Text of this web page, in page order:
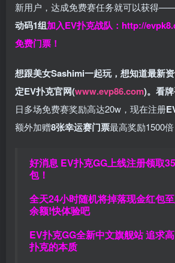
新用户，达成免费赛任务就可以获得
动码1组加入EV扑克战队： http://
免费门票！
想跟美女Sashimi一起玩， 想知道最新
定EV扑克官网(www.evp86.com)。 看
日多场免费赛奖励高达20w，现在注册
额外加赠8张幸运赛门票最高奖励1500倍
好消息 EV扑克GG上线注册领取
包！
全天24小时随机将掉落现金红包
余额!快体验吧
EV扑克GG全新中文旗舰站追求
扑克的本质